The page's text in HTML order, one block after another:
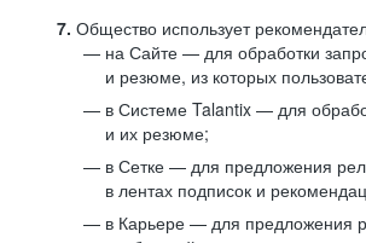
7. Общество использует
на Сайте — для обработки
и резюме, из которых
в Системе Talantix — для
и их резюме;
в Сетке — для предложения
в лентах подписок и
в Карьере — для предложения